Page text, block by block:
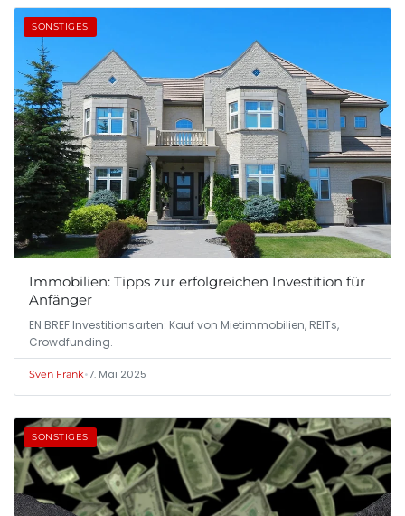
SONSTIGES
Immobilien: Tipps zur erfolgreichen Investition für
Anfänger
EN BREF Investitionsarten: Kauf von Mietimmobilien, REITs,
Crowdfunding.
Sven Frank•7. Mai 2025
SONSTIGES